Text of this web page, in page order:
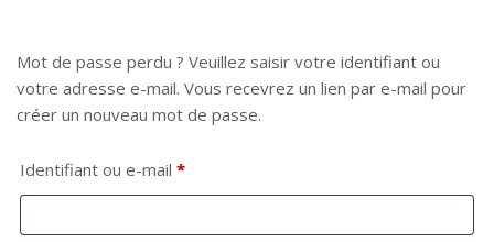
Mot de passe perdu ? Veuillez saisir votre identifiant ou
votre adresse e-mail. Vous recevrez un lien par e-mail pour
créer un nouveau mot de passe.
Identifiant ou e-mail *Obligatoire